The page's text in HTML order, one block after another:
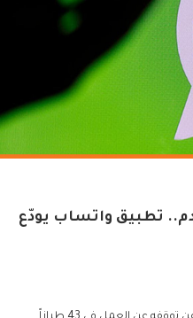
تطبيق واتساب يودّع